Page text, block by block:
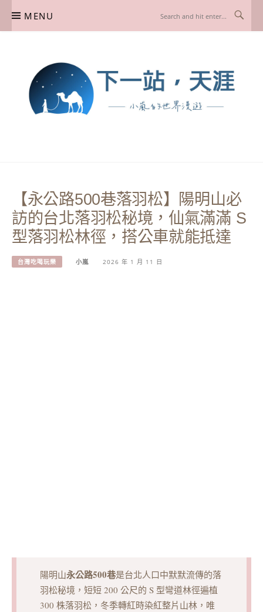
MENU
【永公路500巷落羽松】陽明山必
訪的台北落羽松秘境，仙氣滿滿 S
型落羽松林徑，搭公車就能抵達
台灣吃喝玩樂 小嵐 2026 年 1 月 11 日
陽明山永公路500巷是台北人口中默默流傳的落
羽松秘境，短短 200 公尺的 S 型彎道林徑遍植
300 株落羽松，冬季轉紅時染紅整片山林，唯